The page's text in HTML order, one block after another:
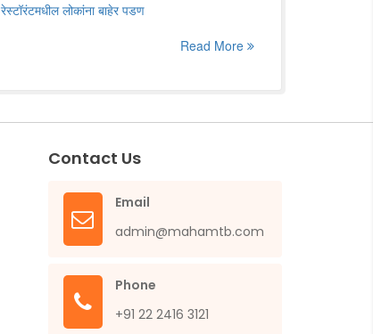
लोकांना बाहेर पडण
Read More
Contact Us
Email
admin@mahamtb.com
Phone
+91 22 2416 3121